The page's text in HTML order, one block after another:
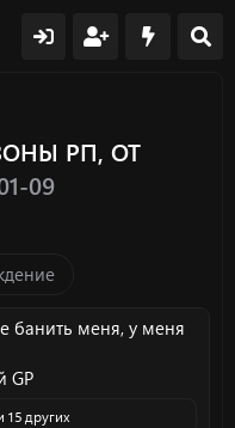
РП, ОТ
09
банить меня, у меня
GP
15 других